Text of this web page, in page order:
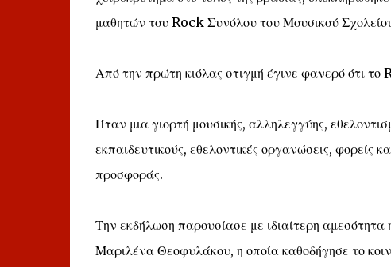
μαθητών του Rock Συνόλου του Μουσικού
Από την πρώτη κιόλας στιγμή έγινε φανερό ότι
Ήταν μια γιορτή μουσικής, αλληλεγγύης,
εκπαιδευτικούς, εθελοντικές οργανώσεις, φορείς
προσφοράς.
Την εκδήλωση παρουσίασε με ιδιαίτερη
Μαριλένα Θεοφυλάκου, η οποία καθοδήγησε το